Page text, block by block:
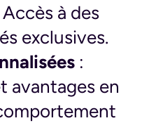
à des
exclusives.
:
avantages en